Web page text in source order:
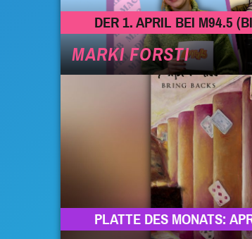
DER 1. APRIL BEI M94.5
MARKI FORSTI
PLATTE DES MONATS: